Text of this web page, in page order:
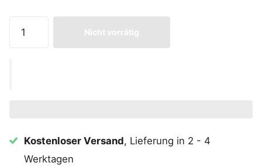
Nicht vorrätig
Kostenloser Versand, Lieferung in 2 - 4
Werktagen